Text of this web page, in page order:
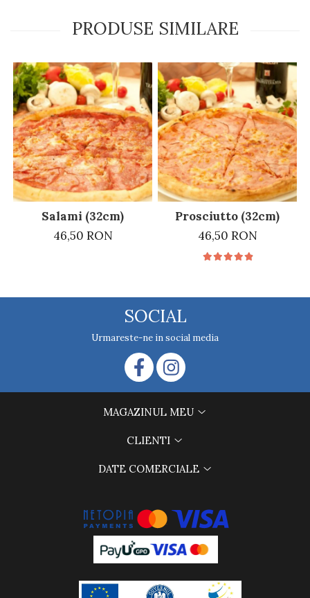
PRODUSE SIMILARE
Salami (32cm)
46,50 RON
Prosciutto (32cm)
46,50 RON
SOCIAL
Urmareste-ne in social media
MAGAZINUL MEU
CLIENTI
DATE COMERCIALE